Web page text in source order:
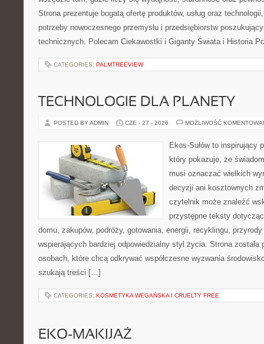
Strona prezentuje bogatą ofertę produktów, usług oraz
potrzeby nowoczesnego przemysłu i przedsiębiorstw
technicznych. Polecam Ciekawostki i Giganty Świata i Historia
CATEGORIES: PALMTREEVIEW
TECHNOLOGIE DLA PLANETY
POSTED BY ADMIN CZE - 27 - 2026 MOŻLIWOŚĆ
Ekos-Sułów to inspirujący
który pokazuje, że
musi oznaczać wielkich
decyzji ani kosztownych
czytelnik może znaleźć
przystępne teksty
domu, zakupów, podróży, gotowania, energii, recyklingu,
wspierających bardziej odpowiedzialny styl życia. Strona została
osobach, które chcą odkrywać współczesne wyzwania
szukają treści […]
CATEGORIES: KOSMETYKA WEGAŃSKA I CRUELTY FREE
EKO-MAKIJAŻ